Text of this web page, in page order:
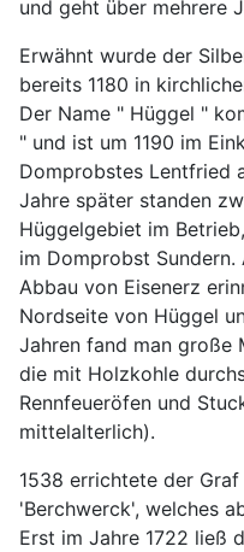
und geht über mehrere
Erwähnt wurde der
bereits 1180 in
Der Name " Hüggel "
" und ist um 1190 im
Domprobstes Lentfried
Jahre später standen
Hüggelgebiet im
im Domprobst
Abbau von Eisenerz
Nordseite von Hüggel
Jahren fand man große
die mit Holzkohle
Rennfeueröfen und
mittelalterlich).
1538 errichtete der
'Berchwerck', welches
Erst im Jahre 1722 ließ